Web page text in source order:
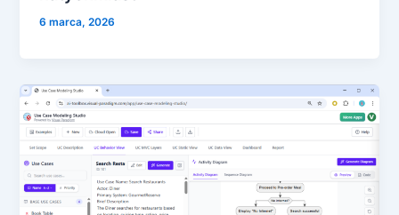
6 marca, 2026